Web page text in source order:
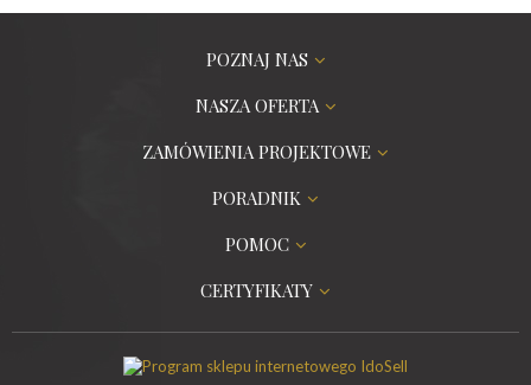
POZNAJ NAS
NASZA OFERTA
ZAMÓWIENIA PROJEKTOWE
PORADNIK
POMOC
CERTYFIKATY